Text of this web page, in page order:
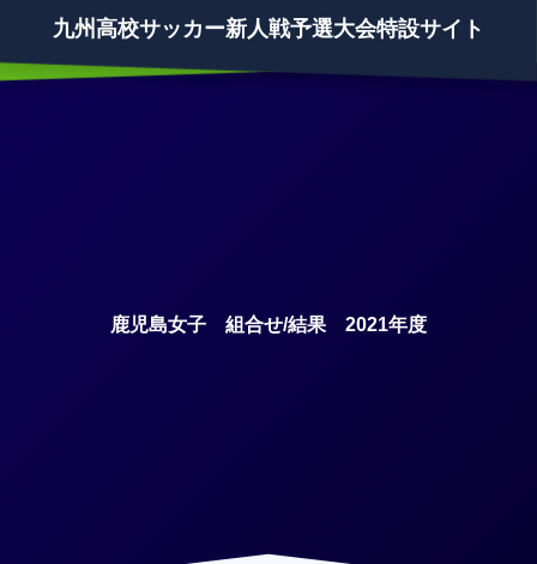
九州高校サッカー新人戦予選大会特設サイト
鹿児島女子 組合せ/結果 2021年度